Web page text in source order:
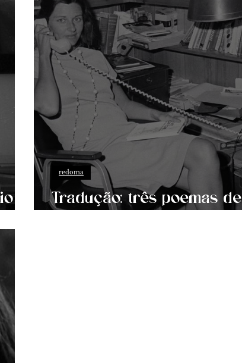
Tradução: três poemas de
Anne Sexton
redoma